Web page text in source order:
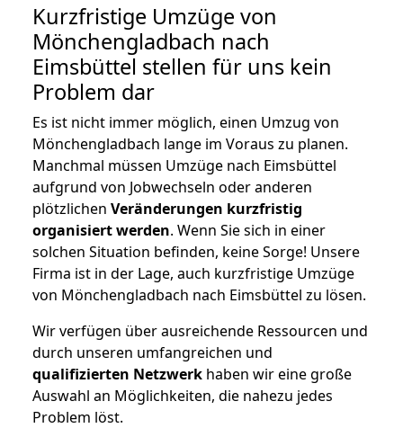
Kurzfristige Umzüge von
Mönchengladbach nach
Eimsbüttel stellen für uns kein
Problem dar
Es ist nicht immer möglich, einen Umzug von
Mönchengladbach lange im Voraus zu planen.
Manchmal müssen Umzüge nach Eimsbüttel
aufgrund von Jobwechseln oder anderen
plötzlichen Veränderungen kurzfristig
organisiert werden. Wenn Sie sich in einer
solchen Situation befinden, keine Sorge! Unsere
Firma ist in der Lage, auch kurzfristige Umzüge
von Mönchengladbach nach Eimsbüttel zu lösen.
Wir verfügen über ausreichende Ressourcen und
durch unseren umfangreichen und
qualifizierten Netzwerk haben wir eine große
Auswahl an Möglichkeiten, die nahezu jedes
Problem löst.